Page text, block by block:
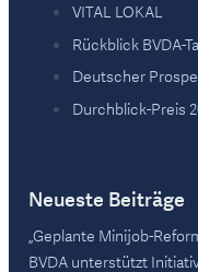
VITAL LOKAL
Rückblick BVDA-
Deutscher
Durchblick-Preis
Neueste Beiträge
„Geplante Minijob-
BVDA unterstützt